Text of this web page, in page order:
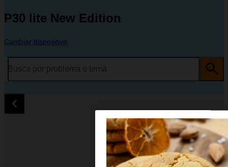
P30 lite New Edition
Cambiar dispositivo